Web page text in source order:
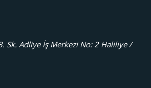
Sk. Adliye İş Merkezi No: 2 Haliliye /